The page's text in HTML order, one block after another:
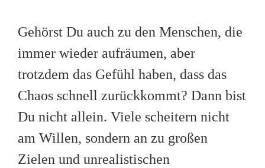
Gehörst Du auch zu den Menschen, die
immer wieder aufräumen, aber
trotzdem das Gefühl haben, dass das
Chaos schnell zurückkommt? Dann bist
Du nicht allein. Viele scheitern nicht
am Willen, sondern an zu großen
Zielen und unrealistischen